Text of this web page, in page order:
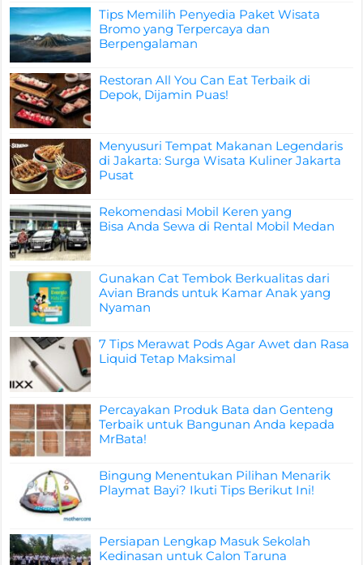
Tips Memilih Penyedia Paket Wisata
Bromo yang Terpercaya dan
Berpengalaman
Restoran All You Can Eat Terbaik di
Depok, Dijamin Puas!
Menyusuri Tempat Makanan Legendaris
di Jakarta: Surga Wisata Kuliner Jakarta
Pusat
Rekomendasi Mobil Keren yang
Bisa Anda Sewa di Rental Mobil Medan
Gunakan Cat Tembok Berkualitas dari
Avian Brands untuk Kamar Anak yang
Nyaman
7 Tips Merawat Pods Agar Awet dan Rasa
Liquid Tetap Maksimal
Percayakan Produk Bata dan Genteng
Terbaik untuk Bangunan Anda kepada
MrBata!
Bingung Menentukan Pilihan Menarik
Playmat Bayi? Ikuti Tips Berikut Ini!
Persiapan Lengkap Masuk Sekolah
Kedinasan untuk Calon Taruna